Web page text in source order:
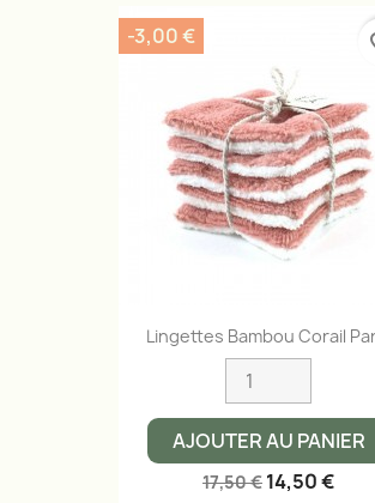
Lingettes Bambou Corail
AJOUTER AU PANIER
17,50 € 14,50 €
-3,00 €